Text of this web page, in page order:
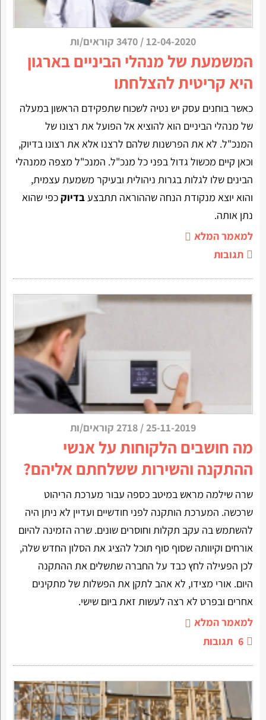
12-04-2020
/ 3470 קוראים/ות
המשמעת של מנהלי הביניים בארגון
היא קריטית להצלחתו
כאשר בוחנים עסק יש נטיה לשכוח שתפקידם הראשון במעלה
של מנהלי הביניים הוא להוציא אל הפועל את רצונו של
המנכ"ל. לא את הפרשנות שלהם לרצנו אלא את רצונו בדיוק,
וכאן קיים מכשול גדול בפני כל מנכ"ל. המנכ"ל מצפה ממנהלי
הבינים שלו לגלות בגרות ניהולית ובעיקר משמעת עצמית,
והוא יוצא מנקודת הנחה שההוראה תתבצע בדיוקכפי שהוא
נתן אותה.
למאמר המלא
תגובות
25-11-2019
/ 2718 קוראים/ות
מה חושבים הלקוחות על אנשי
ההתקנה והשירות ששלחתם אליהם?
שרה שילמה מראש במיטב כספה עבור מערכת הריהוט
שרכשה. המערכת הותקנה לפני חודשיים ועדיין לא ניתן היה
להשתמש בה עקב תקלות וחוסרים שונים. שרה הזמינה להיום
אורחים וקיוותה שסוף סוף תוכל להציג את הסלון החדש שלה,
לכן הפעילה לחץ כבד על החברה שתשלים את ההתקנה
היום. אורי מצידו, לא אהב לתקן את הפשלות של מתקינים
אחרים ובפרט לא רצה לעשות זאת ביום שישי.
למאמר המלא
6 תגובות